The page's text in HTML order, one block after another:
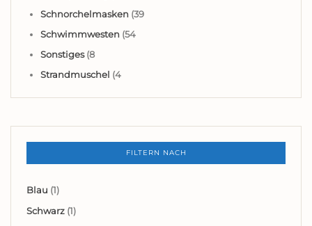
Schnorchelmasken (39
Schwimmwesten (54
Sonstiges (8
Strandmuschel (4
FILTERN NACH
Blau (1)
Schwarz (1)